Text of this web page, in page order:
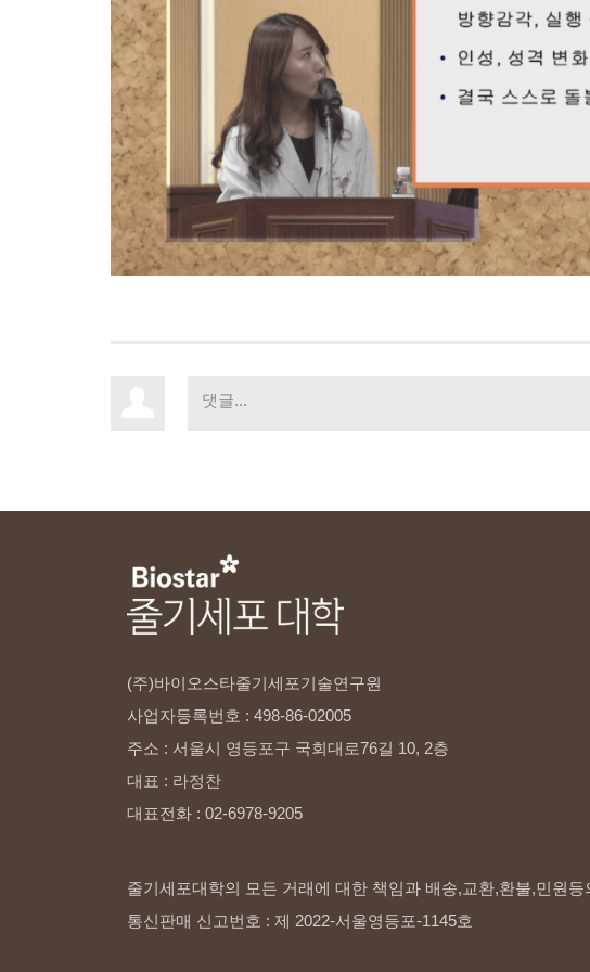
(주)바이오스타줄기세포기술연구원
사업자등록번호 : 498-86-02005
주소 : 서울시 영등포구 국회대로76길 10, 2층
대표 : 라정찬
대표전화 : 02-6978-9205
줄기세포대학의 모든 거래에 대한 책임과 배송,교환,환불,민원
통신판매 신고번호 : 제 2022-서울영등포-1145호